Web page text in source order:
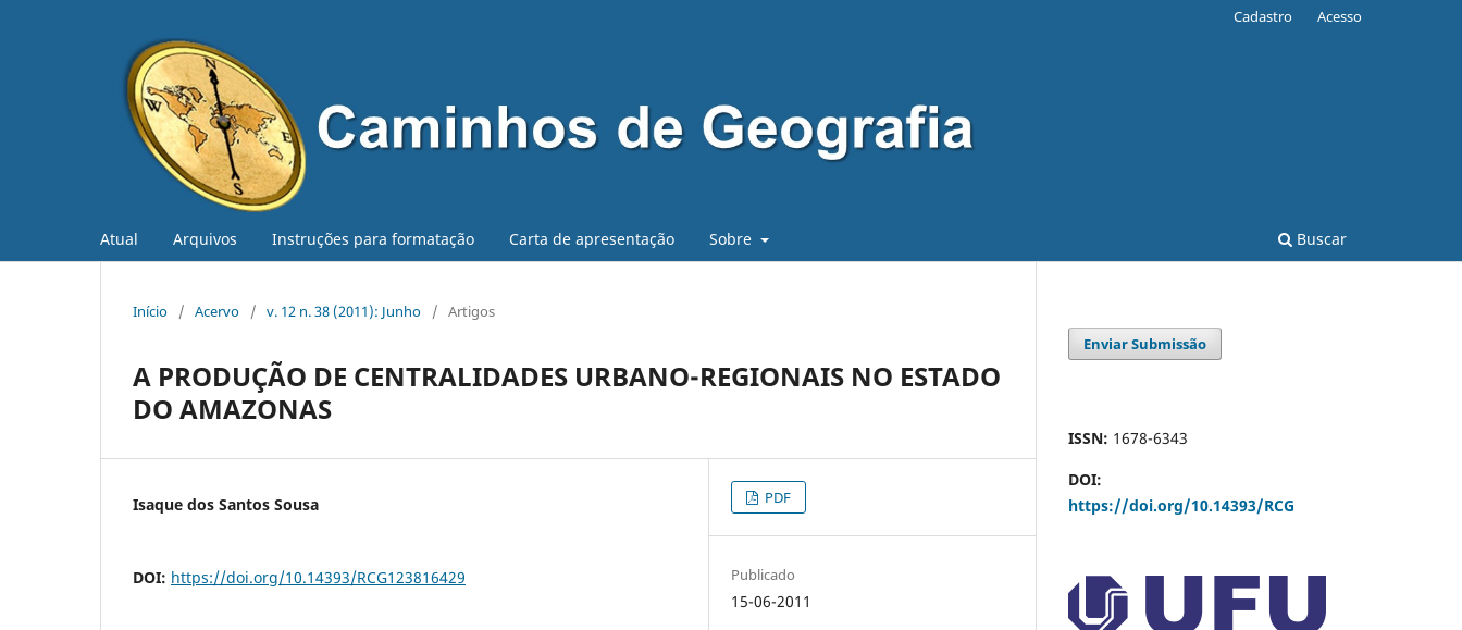
Atual Arquivos Instruções para formatação Carta de apresentação Sobre Buscar
Cadastro Acesso
Início / Acervo / v. 12 n. 38 (2011): Junho / Artigos
A PRODUÇÃO DE CENTRALIDADES URBANO-REGIONAIS NO ESTADO
DO AMAZONAS
Isaque dos Santos Sousa
DOI: https://doi.org/10.14393/RCG123816429
PDF
Publicado
15-06-2011
Enviar Submissão
ISSN: 1678-6343
DOI:
https://doi.org/10.14393/RCG